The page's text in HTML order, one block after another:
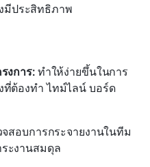
มีประสิทธิภาพ
งการ: ทำให้ง่ายขึ้นในการ
ที่ต้องทำ ไทม์ไลน์ บอร์ด
สอบการกระจายงานในทีม
ะงานสมดุล